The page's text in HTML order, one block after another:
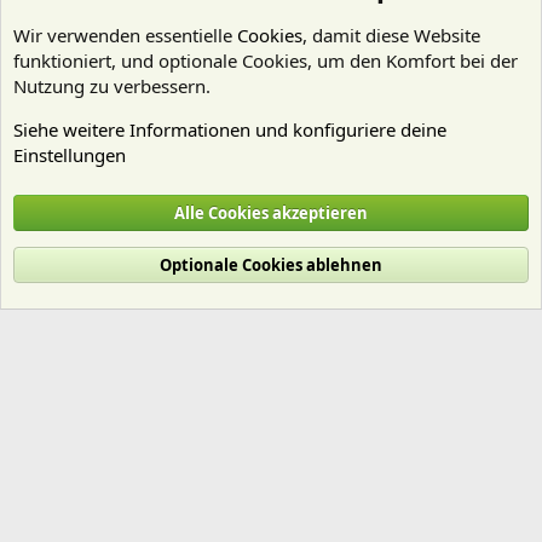
Cookies
Deutsch (Du)
Nutzungsbedingungen
Datenschutz Hilfe und Impressum
R
Wir verwenden essentielle Cookies, damit diese Website
funktioniert, und optionale Cookies, um den Komfort bei der
Nutzung zu verbessern.
Siehe weitere Informationen und konfiguriere deine
Einstellungen
Alle Cookies akzeptieren
Optionale Cookies ablehnen